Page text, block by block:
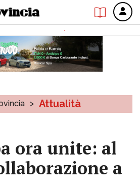
> Attualità
ora unite: al
a